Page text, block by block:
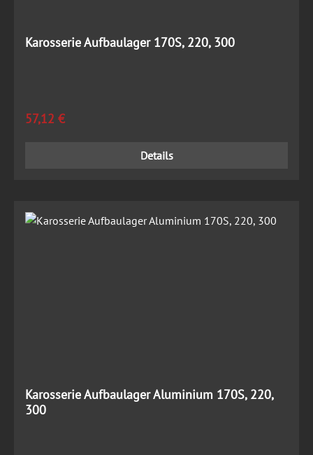
Karosserie Aufbaulager 170S, 220, 300
Regulärer Preis:
57,12 €
Details
Karosserie Aufbaulager Aluminium 170S, 220,
300